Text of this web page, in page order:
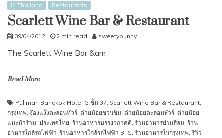
In Thailand
Restaurants
Scarlett Wine Bar & Restaurant
09/04/2012 2 min read sweetybunny
The Scarlett Wine Bar &am
Read More
Pullman Bangkok Hotel G ชั้น 37, Scarlett Wine Bar & Restaurant,
กรุงเทพ, ง๊องแง๊งตะลอนทัวร์, ต่ายน้อยชวนชิม, ต่ายน้อยตะลอนทัวร์, ต่ายน้อย
แนะนำร้าน, ประเทศไทย, ร้านอาหารบรรยากาศดี, ร้านอาหารย่านสีลม, ร้าน
อาหารใกล้รถไฟฟ้า, ร้านอาหารใกล้รถไฟฟ้า BTS, ร้านอาหารในกรุงเทพ,รีวิว